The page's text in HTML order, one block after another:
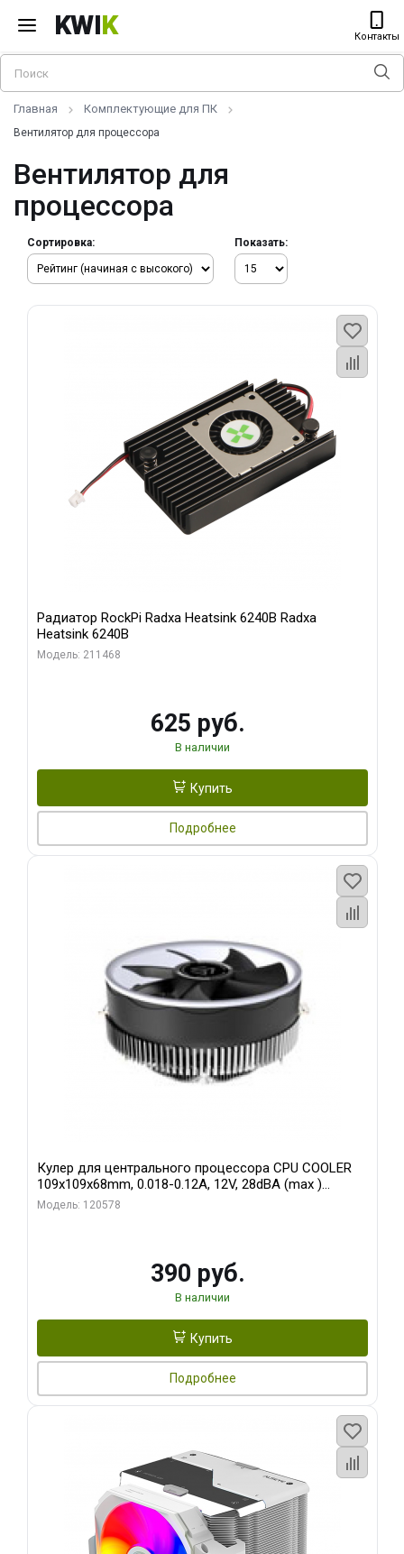
KWIK Контакты
Главная Комплектующие для ПК
Вентилятор для процессора
Вентилятор для
процессора
Сортировка: Показать:
Радиатор RockPi Radxa Heatsink 6240B Radxa
Heatsink 6240B
Модель: 211468
625 руб.
В наличии
Купить
Подробнее
Кулер для центрального процессора CPU COOLER
109x109x68mm, 0.018-0.12A, 12V, 28dBA (max )
+/-10%
Модель: 120578
390 руб.
В наличии
Купить
Подробнее